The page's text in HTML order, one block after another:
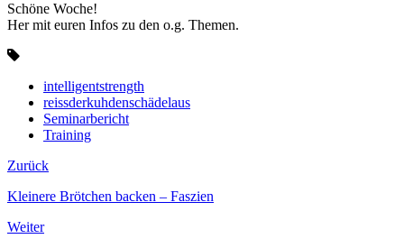
Schöne Woche!
Her mit euren Infos zu den o.g. Themen.
intelligentstrength
reissderkuhdenschädelaus
Seminarbericht
Training
Zurück
Kleinere Brötchen backen – Faszien
Weiter